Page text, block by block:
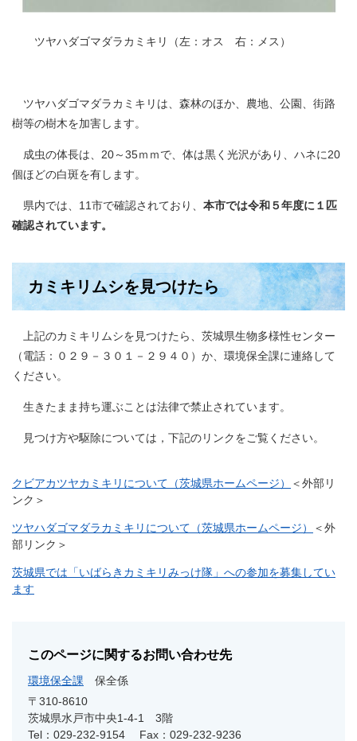
ツヤハダゴマダラカミキリ（左：オス 右：メス）
ツヤハダゴマダラカミキリは、森林のほか、農地、公園、街路
樹等の樹木を加害します。
成虫の体長は、20～35ｍｍで、体は黒く光沢があり、ハネに20
個ほどの白斑を有します。
県内では、11市で確認されており、 本市では令和５年度に１匹
確認されています。
カミキリムシを見つけたら
上記のカミキリムシを見つけたら、茨城県生物多様性センター
（電話：０２９－３０１－２９４０）か、環境保全課に連絡して
ください。
生きたまま持ち運ぶことは法律で禁止されています。
見つけ方や駆除については，下記のリンクをご覧ください。
クビアカツヤカミキリについて（茨城県ホームページ）
＜外部リ
ンク＞
ツヤハダゴマダラカミキリについて（茨城県ホームページ）
＜外
部リンク＞
茨城県では「いばらきカミキリみっけ隊」への参加を募集してい
ます
このページに関するお問い合わせ先
環境保全課
保全係
〒310-8610
茨城県水戸市中央1-4-1 3階
Tel：029-232-9154
Fax：029-232-9236